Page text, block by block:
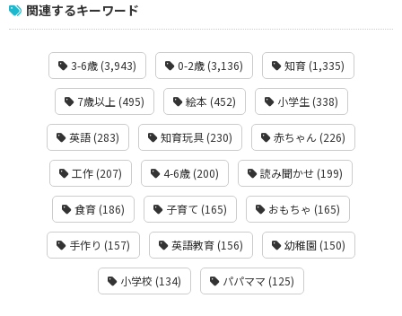
関連するキーワード
3-6歳 (3,943) 0-2歳 (3,136) 知育 (1,335)
7歳以上 (495) 絵本 (452) 小学生 (338)
英語 (283) 知育玩具 (230) 赤ちゃん (226)
工作 (207) 4-6歳 (200) 読み聞かせ (199)
食育 (186) 子育て (165) おもちゃ (165)
手作り (157) 英語教育 (156) 幼稚園 (150)
小学校 (134) パパママ (125)